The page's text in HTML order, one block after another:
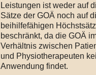
Leistungen ist weder auf
Sätze der GOÄ noch auf
beihilfefähigen
beschränkt, da die GOÄ
Verhältnis zwischen
und Physiotherapeuten
Anwendung findet.